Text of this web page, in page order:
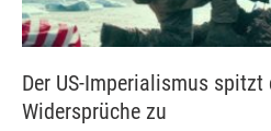
Der US-Imperialismus
Widersprüche zu